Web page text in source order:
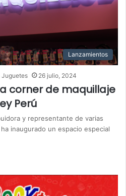
Lanzamientos
Juguetes 26 julio, 2024
corner de maquillaje
Perú
y representante de varias
inaugurado un espacio especial